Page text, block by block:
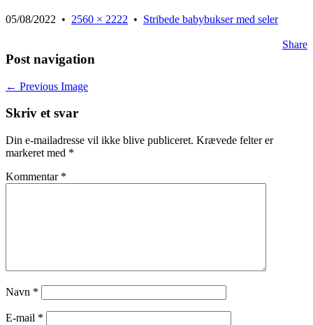
05/08/2022 • 2560 × 2222 • Stribede babybukser med seler
Share
Post navigation
← Previous Image
Skriv et svar
Din e-mailadresse vil ikke blive publiceret. Krævede felter er
markeret med *
Kommentar *
Navn *
E-mail *